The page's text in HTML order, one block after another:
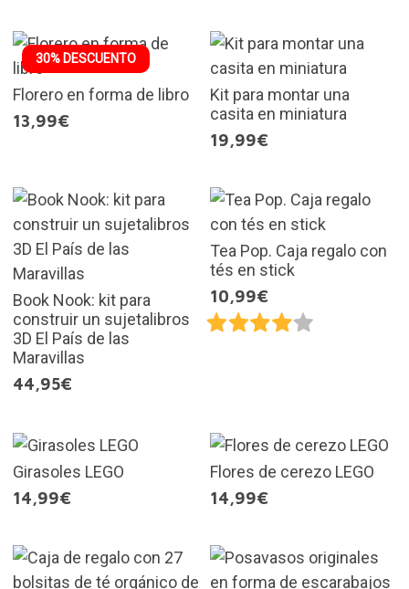
30% DESCUENTO
Florero en forma de libro
13,99€
Kit para montar una
casita en miniatura
19,99€
Book Nook: kit para
construir un sujetalibros
3D El País de las
Maravillas
44,95€
Tea Pop. Caja regalo con
tés en stick
10,99€
Girasoles LEGO
14,99€
Flores de cerezo LEGO
14,99€